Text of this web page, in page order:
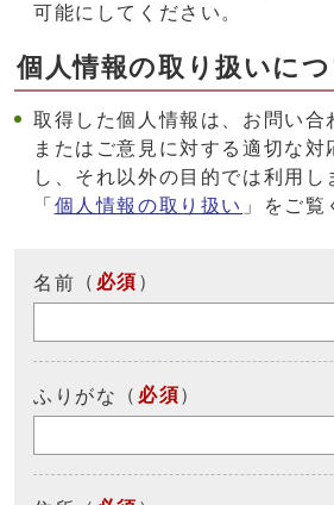
可能にしてください。
個人情報の取り扱いに
取得した個人情報は、お問い合
またはご意見に対する適切な対
し、それ以外の目的では利用し
「 個人情報の取り扱い 」をご覧
名前 （ 必須 ）
ふりがな （ 必須）